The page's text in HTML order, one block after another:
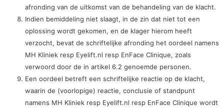
afronding van de uitkomst van de behandeling van de klacht.
Indien bemiddeling niet slaagt, in de zin dat niet tot een
oplossing wordt gekomen, en de klager hierom heeft
verzocht, bevat de schriftelijke afronding het oordeel namens
MH Kliniek resp Eyelift.nl resp EnFace Clinique, zoals
verwoord door de in artikel 6.2 genoemde personen.
Een oordeel betreft een schriftelijke reactie op de klacht,
waarin de (voorlopige) reactie, conclusie of standpunt
namens MH Kliniek resp Eyelift.nl resp EnFace Clinique wordt